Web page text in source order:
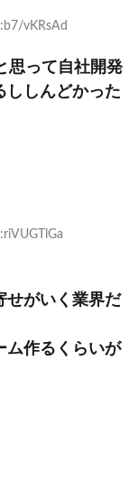
vKRsAd
思って自社開発
ししんどかった
せがいく業界だ
ム作るくらいが